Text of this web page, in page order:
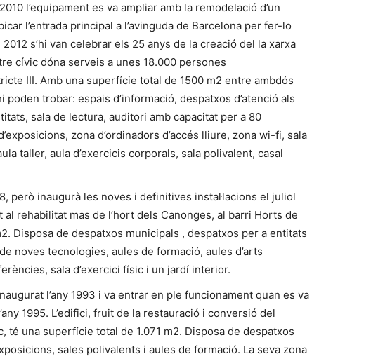
l’equipament es va ampliar amb la remodelació d’un
l’entrada principal a l’avinguda de Barcelona per fer-lo
s’hi van celebrar els 25 anys de la creació del la xarxa
cívic dóna serveis a unes 18.000 persones
III. Amb una superfície total de 1500 m2 entre ambdós
poden trobar: espais d’informació, despatxos d’atenció als
sala de lectura, auditori amb capacitat per a 80
zona d’ordinadors d’accés lliure, zona wi-fi, sala
taller, aula d’exercicis corporals, sala polivalent, casal
però inaugurà les noves i definitives instal·lacions el juliol
rehabilitat mas de l’hort dels Canonges, al barri Horts de
Disposa de despatxos municipals , despatxos per a entitats
noves tecnologies, aules de formació, aules d’arts
sala d’exercici físic i un jardí interior.
l’any 1993 i va entrar en ple funcionament quan es va
1995. L’edifici, fruit de la restauració i conversió del
té una superfície total de 1.071 m2. Disposa de despatxos
sales polivalents i aules de formació. La seva zona